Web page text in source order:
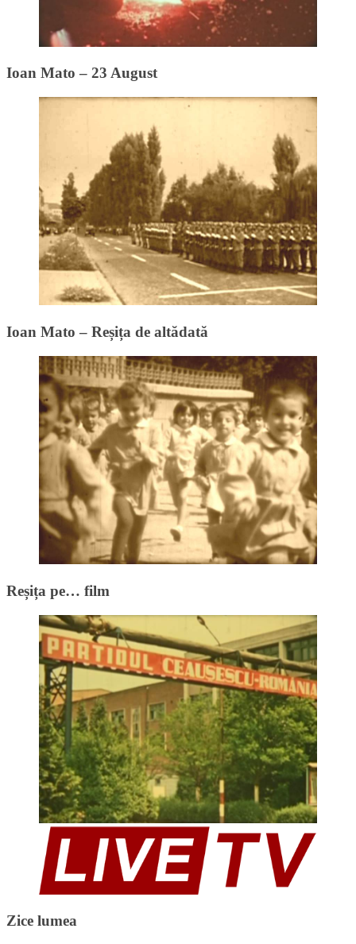
Ioan Mato – 23 August
Ioan Mato – Reșița de altădată
Reșița pe… film
Zice lumea